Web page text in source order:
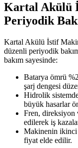
Kartal Akülü
Periyodik
Kartal Akülü İstif
düzenli periyodik
bakım sayesinde:
Batarya ömrü
şarj dengesi
Hidrolik
büyük hasarlar
Fren, direksiyon
edilerek iş
Makinenin ikinci
fiyat elde edilir.